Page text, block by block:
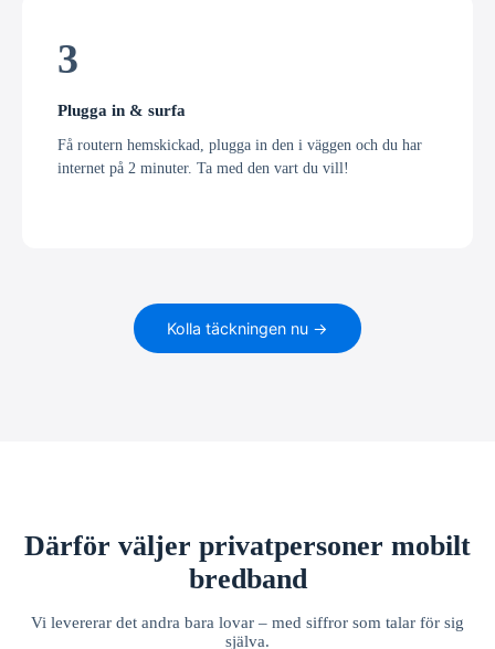
3
Plugga in & surfa
Få routern hemskickad, plugga in den i väggen och du har
internet på 2 minuter. Ta med den vart du vill!
Kolla täckningen nu →
Därför väljer privatpersoner mobilt
bredband
Vi levererar det andra bara lovar – med siffror som talar för sig
själva.